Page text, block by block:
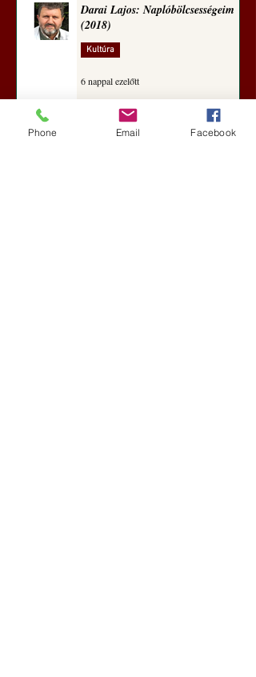
Darai Lajos: Naplóbölcsességeim
(2018)
Kultúra
6 nappal ezelőtt
Phone Email Facebook